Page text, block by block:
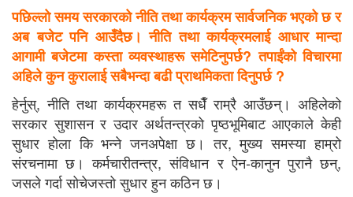
पछिल्लो समय सरकारको नीति तथा कार्यक्रम सार्वजनिक भएको छ र
अब बजेट पनि आउँदैछ। नीति तथा कार्यक्रमलाई आधार मान्दा
आगामी बजेटमा कस्ता व्यवस्थाहरू समेटिनुपर्छ? तपाईंको विचारमा
अहिले कुन कुरालाई सबैभन्दा बढी प्राथमिकता दिनुपर्छ ?
हेर्नुस्, नीति तथा कार्यक्रमहरू त सधैँ राम्रै आउँछन्। अहिलेको
सरकार सुशासन र उदार अर्थतन्त्रको पृष्ठभूमिबाट आएकाले केही
सुधार होला कि भन्ने जनअपेक्षा छ। तर, मुख्य समस्या हाम्रो
संरचनामा छ। कर्मचारीतन्त्र, संविधान र ऐन-कानुन पुरानै छन्,
जसले गर्दा सोचेजस्तो सुधार हुन कठिन छ।